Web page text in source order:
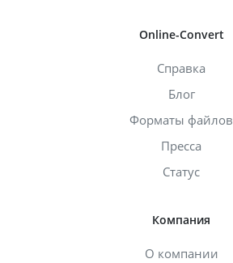
Online-Convert
Справка
Блог
Форматы файлов
Пресса
Статус
Компания
О компании